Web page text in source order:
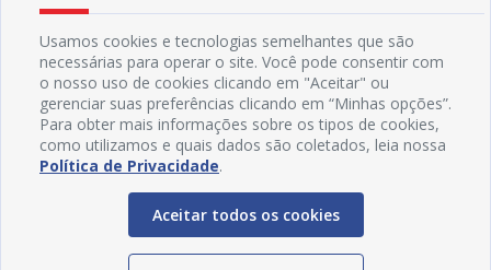
Usamos cookies e tecnologias semelhantes que são
necessárias para operar o site. Você pode consentir com
o nosso uso de cookies clicando em "Aceitar" ou
gerenciar suas preferências clicando em “Minhas opções”.
Para obter mais informações sobre os tipos de cookies,
como utilizamos e quais dados são coletados, leia nossa
Política de Privacidade.
Aceitar todos os cookies